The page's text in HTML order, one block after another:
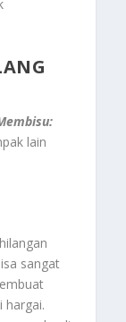
lain
sangat
hargai.